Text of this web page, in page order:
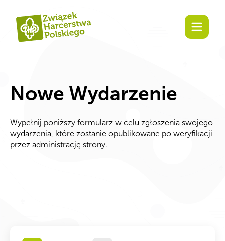
Nowe Wydarzenie
Wypełnij poniższy formularz w celu zgłoszenia swojego
wydarzenia, które zostanie opublikowane po weryfikacji
przez administrację strony.